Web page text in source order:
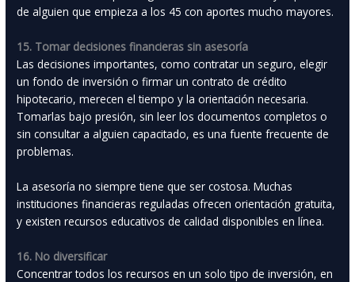
de alguien que empieza a los 45 con aportes mucho mayores.
15. Tomar decisiones financieras sin asesoría
Las decisiones importantes, como contratar un seguro, elegir
un fondo de inversión o firmar un contrato de crédito
hipotecario, merecen el tiempo y la orientación necesaria.
Tomarlas bajo presión, sin leer los documentos completos o
sin consultar a alguien capacitado, es una fuente frecuente de
problemas.
La asesoría no siempre tiene que ser costosa. Muchas
instituciones financieras reguladas ofrecen orientación gratuita,
y existen recursos educativos de calidad disponibles en línea.
16. No diversificar
Concentrar todos los recursos en un solo tipo de inversión, en